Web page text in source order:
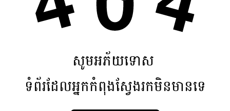
សូមអភ័យទោស
ទំព័រដែលអ្នកកំពុងស្វែងរកមិនមានទេ